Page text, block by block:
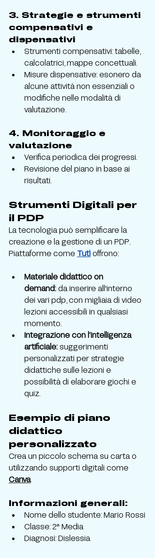
3. Strategie e strumenti
compensativi e
dispensativi
Strumenti compensativi: tabelle,
calcolatrici, mappe concettuali.
Misure dispensative: esonero da
alcune attività non essenziali o
modifiche nelle modalità di
valutazione.
4. Monitoraggio e
valutazione
Verifica periodica dei progressi.
Revisione del piano in base ai
risultati.
Strumenti Digitali per
il PDP
La tecnologia può semplificare la
creazione e la gestione di un PDP.
Piattaforme come Tutì offrono:
Materiale didattico on
demand: da inserire all'interno
dei vari pdp, con migliaia di video
lezioni accessibili in qualsiasi
momento.
Integrazione con l’intelligenza
artificiale: suggerimenti
personalizzati per strategie
didattiche sulle lezioni e
possibilità di elaborare giochi e
quiz.
Esempio di piano
didattico
personalizzato
Crea un piccolo schema su carta o
utilizzando supporti digitali come
Canva.
Informazioni generali:
Nome dello studente: Mario Rossi
Classe: 2ª Media
Diagnosi: Dislessia